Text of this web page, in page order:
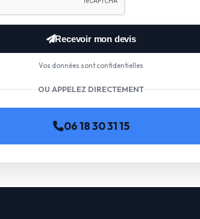
Recevoir mon devis
Vos données sont confidentielles
OU APPELEZ DIRECTEMENT
06 18 30 31 15